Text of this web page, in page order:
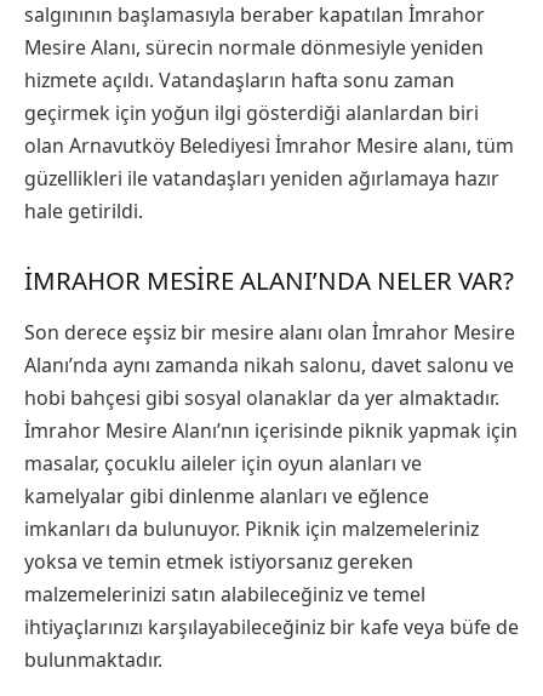
salgınının başlamasıyla beraber kapatılan İmrahor
Mesire Alanı, sürecin normale dönmesiyle yeniden
hizmete açıldı. Vatandaşların hafta sonu zaman
geçirmek için yoğun ilgi gösterdiği alanlardan biri
olan Arnavutköy Belediyesi İmrahor Mesire alanı, tüm
güzellikleri ile vatandaşları yeniden ağırlamaya hazır
hale getirildi.
İMRAHOR MESIRE ALANI’NDA NELER VAR?
Son derece eşsiz bir mesire alanı olan İmrahor Mesire
Alanı’nda aynı zamanda nikah salonu, davet salonu ve
hobi bahçesi gibi sosyal olanaklar da yer almaktadır.
İmrahor Mesire Alanı’nın içerisinde piknik yapmak için
masalar, çocuklu aileler için oyun alanları ve
kamelyalar gibi dinlenme alanları ve eğlence
imkanları da bulunuyor. Piknik için malzemeleriniz
yoksa ve temin etmek istiyorsanız gereken
malzemelerinizi satın alabileceğiniz ve temel
ihtiyaçlarınızı karşılayabileceğiniz bir kafe veya büfe de
bulunmaktadır.